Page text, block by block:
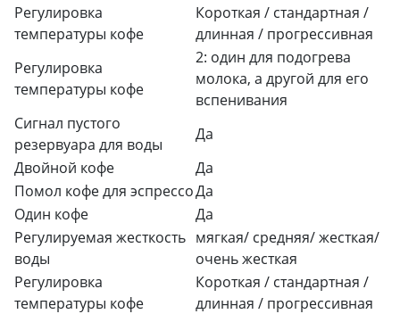
Регулировка
температуры кофе
Короткая / стандартная /
длинная / прогрессивная
Регулировка
температуры кофе
2: один для подогрева
молока, а другой для его
вспенивания
Сигнал пустого
резервуара для воды
Да
Двойной кофе
Да
Помол кофе для эспрессоДа
Один кофе
Да
Регулируемая жесткость
воды
мягкая/ средняя/ жесткая/
очень жесткая
Регулировка
температуры кофе
Короткая / стандартная /
длинная / прогрессивная